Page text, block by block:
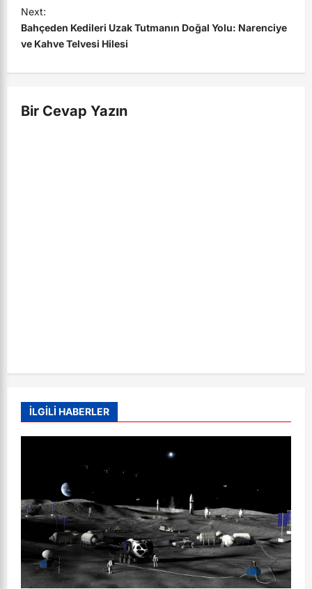
t
n
a
v
g
Next:
Bahçeden Kedileri Uzak Tutmanın Doğal Yolu: Narenciye
ve Kahve Telvesi Hilesi
Bir Cevap Yazın
İLGİLİ HABERLER